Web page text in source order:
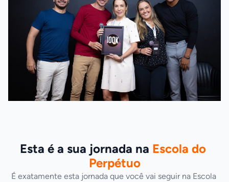
Esta é a sua jornada na Escola do
Perpétuo
É exatamente esta jornada que você vai seguir na Escola